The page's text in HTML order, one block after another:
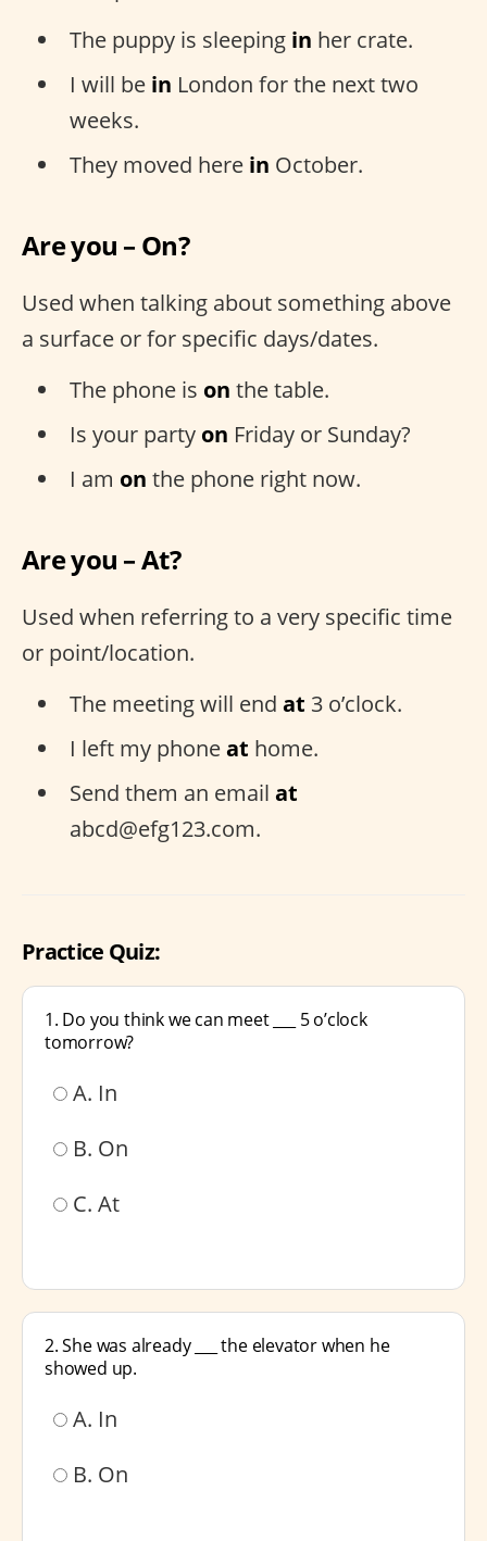
The puppy is sleeping in her crate.
I will be in London for the next two
weeks.
They moved here in October.
Are you – On?
Used when talking about something above
a surface or for specific days/dates.
The phone is on the table.
Is your party on Friday or Sunday?
I am on the phone right now.
Are you – At?
Used when referring to a very specific time
or point/location.
The meeting will end at 3 o’clock.
I left my phoneat home.
Send them an email at
abcd@efg123.com.
Practice Quiz:
1. Do you think we can meet ___ 5 o’clock
tomorrow?
A. In
B. On
C. At
2. She was already ___ the elevator when he
showed up.
A. In
B. On